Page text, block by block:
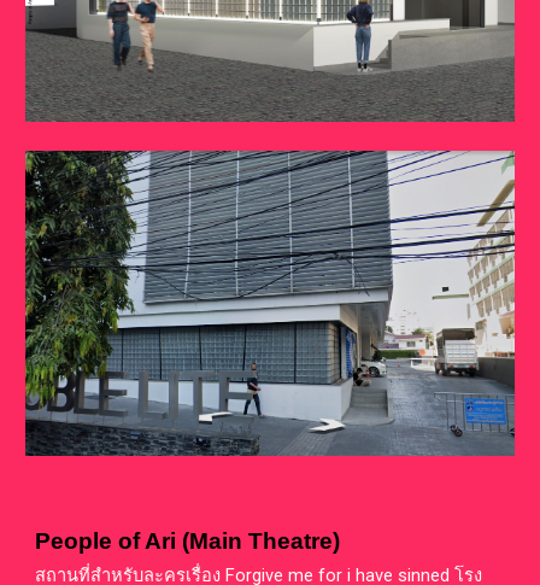
People of Ari (Main Theatre)
สถานที่สำหรับละครเรื่องForgive me for i have sinnedโรง